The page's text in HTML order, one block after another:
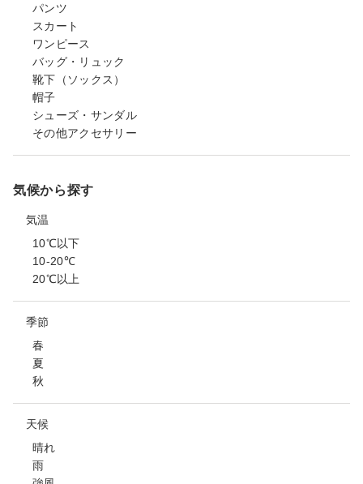
パンツ
スカート
ワンピース
バッグ・リュック
靴下（ソックス）
帽子
シューズ・サンダル
その他アクセサリー
気候から探す
気温
10℃以下
10-20℃
20℃以上
季節
春
夏
秋
天候
晴れ
雨